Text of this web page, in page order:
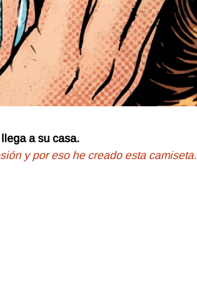
a su casa.
y por eso he creado esta camiseta.